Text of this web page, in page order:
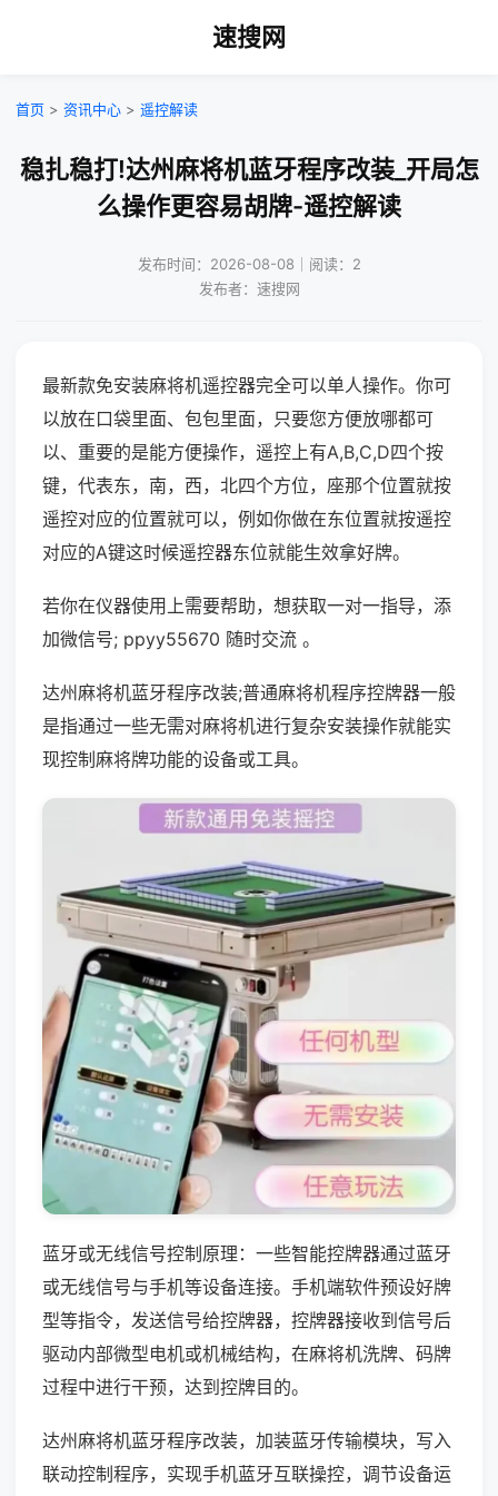
速搜网
首页 > 资讯中心 > 遥控解读
稳扎稳打!达州麻将机蓝牙程序改装_开局怎
么操作更容易胡牌-遥控解读
发布时间：2026-08-08｜阅读：2
发布者：速搜网
最新款免安装麻将机遥控器完全可以单人操作。你可
以放在口袋里面、包包里面，只要您方便放哪都可
以、重要的是能方便操作，遥控上有A,B,C,D四个按
键，代表东，南，西，北四个方位，座那个位置就按
遥控对应的位置就可以，例如你做在东位置就按遥控
对应的A键这时候遥控器东位就能生效拿好牌。
若你在仪器使用上需要帮助，想获取一对一指导，添
加微信号; ppyy55670 随时交流 。
达州麻将机蓝牙程序改装;普通麻将机程序控牌器一般
是指通过一些无需对麻将机进行复杂安装操作就能实
现控制麻将牌功能的设备或工具。
蓝牙或无线信号控制原理：一些智能控牌器通过蓝牙
或无线信号与手机等设备连接。手机端软件预设好牌
型等指令，发送信号给控牌器，控牌器接收到信号后
驱动内部微型电机或机械结构，在麻将机洗牌、码牌
过程中进行干预，达到控牌目的。
达州麻将机蓝牙程序改装，加装蓝牙传输模块，写入
联动控制程序，实现手机蓝牙互联操控，调节设备运